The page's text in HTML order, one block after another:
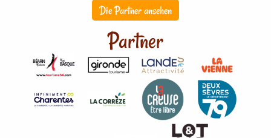
Die Partner ansehen
Partner